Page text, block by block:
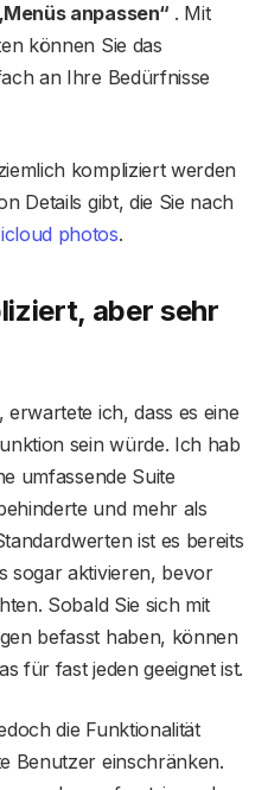
anpassen“ . Mit
können Sie das
an Ihre Bedürfnisse
kompliziert werden
Details gibt, die Sie nach
icloud photos.
aber sehr
ich, dass es eine
sein würde. Ich hab
umfassende Suite
und mehr als
ist es bereits
sogar aktivieren, bevor
Sobald Sie sich mit
befasst haben, können
für fast jeden geeignet ist.
die Funktionalität
Benutzer einschränken.